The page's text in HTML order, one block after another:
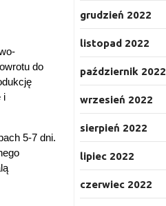
do
i
5-7 dni.
grudzień 2022
listopad 2022
październik 2022
wrzesień 2022
sierpień 2022
lipiec 2022
czerwiec 2022